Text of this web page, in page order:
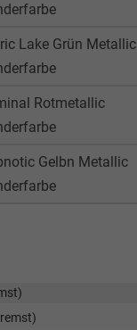
Lake Grün Metallic
Rotmetallic
Gelbn Metallic